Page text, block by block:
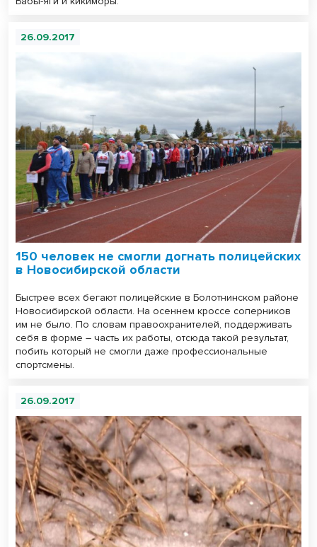
26.09.2017
150 человек не смогли догнать полицейских
в Новосибирской области
Быстрее всех бегают полицейские в Болотнинском районе
Новосибирской области. На осеннем кроссе соперников
им не было. По словам правоохранителей, поддерживать
себя в форме – часть их работы, отсюда такой результат,
побить который не смогли даже профессиональные
спортсмены.
26.09.2017